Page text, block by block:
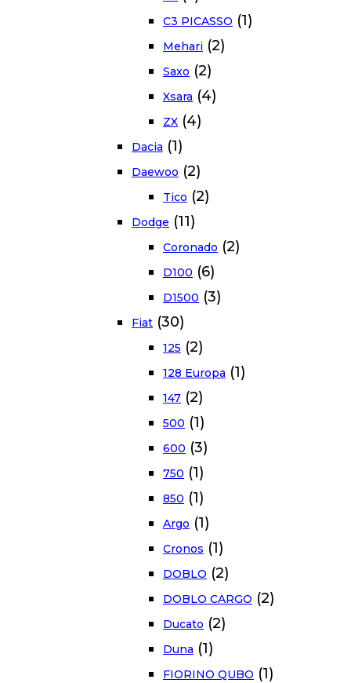
C3 PICASSO (1)
Mehari (2)
Saxo (2)
Xsara (4)
ZX (4)
Dacia (1)
Daewoo (2)
Tico (2)
Dodge (11)
Coronado (2)
D100 (6)
D1500 (3)
Fiat (30)
125 (2)
128 Europa (1)
147 (2)
500 (1)
600 (3)
750 (1)
850 (1)
Argo (1)
Cronos (1)
DOBLO (2)
DOBLO CARGO (2)
Ducato (2)
Duna (1)
FIORINO QUBO (1)